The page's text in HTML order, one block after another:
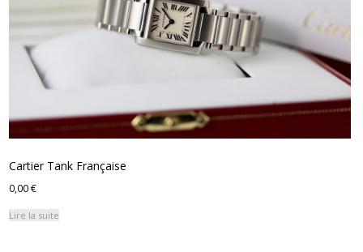
Cartier Tank Française
0,00€
Lire la suite